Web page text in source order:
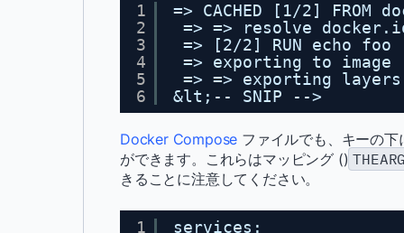
1
2
3
4
5
6
=> CACHED [1/2] FROM
=> => resolve
=> [2/2] RUN echo foo
=> exporting to image
=> => exporting layers
&lt;-- SNIP -->
Docker Compose ファイルでも、キーの下
ができます。これらはマッピング ()
きることに注意してください。
1
services: